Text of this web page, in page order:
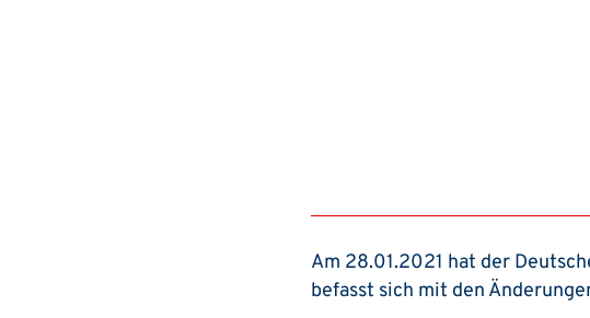
Am 28.01.2021 hat der
befasst sich mit den